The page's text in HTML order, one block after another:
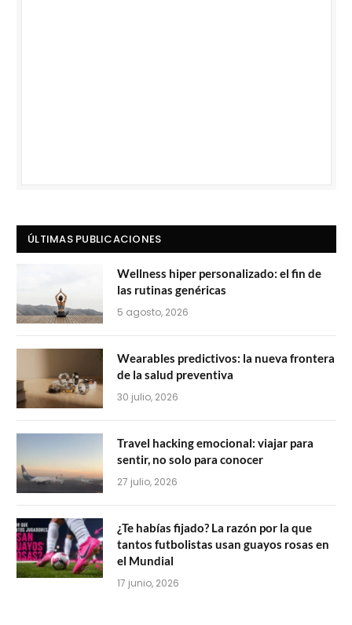
ÚLTIMAS PUBLICACIONES
Wellness hiper personalizado: el fin de
las rutinas genéricas
5 agosto, 2026
Wearables predictivos: la nueva frontera
de la salud preventiva
30 julio, 2026
Travel hacking emocional: viajar para
sentir, no solo para conocer
27 julio, 2026
¿Te habías fijado? La razón por la que
tantos futbolistas usan guayos rosas en
el Mundial
17 junio, 2026